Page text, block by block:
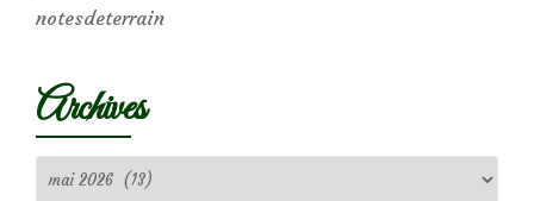
notesdeterrain
Archives